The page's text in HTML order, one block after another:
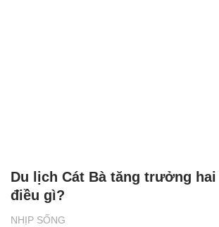
NHỊP SỐNG
Du lịch Cát Bà tăng trưởng
điều gì?